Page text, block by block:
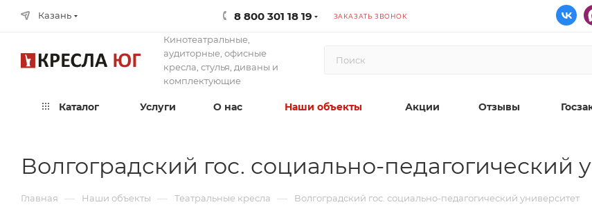
Казань 8 800 301 18 19 ЗАКАЗАТЬ ЗВОНОК
Кинотеатральные,
аудиторные, офисные
кресла, стулья, диваны и
комплектующие
Каталог Услуги О нас Наши объекты Акции Отзывы
Волгоградский гос. социально-педагогический
Главная — Наши объекты — Театральные кресла — Волгоградский гос. социально-педагогический университет